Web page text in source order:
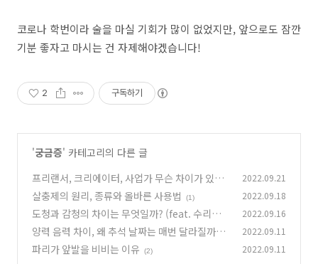
코로나 학번이라 술을 마실 기회가 많이 없었지만, 앞으로도 잠깐
기분 좋자고 마시는 건 자제해야겠습니다!
2 구독하기
'궁금증' 카테고리의 다른 글
프리랜서, 크리에이터, 사업가 무슨 차이가 있을
까? (0)
2022.09.21
살충제의 원리, 종류와 올바른 사용법 (1) 2022.09.18
도청과 감청의 차이는 무엇일까? (feat. 수리남)
(0)
2022.09.16
양력 음력 차이, 왜 추석 날짜는 매번 달라질까?
(0)
2022.09.11
파리가 앞발을 비비는 이유 (2) 2022.09.11